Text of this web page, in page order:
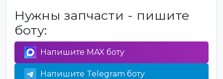
Нужны запчасти - пишите
боту:
Напишите MAX боту
Напишите Telegram боту